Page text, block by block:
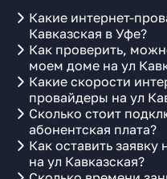
Какие интернет-
Кавказская в Уфе?
Как проверить,
моем доме на ул
Какие скорости
провайдеры на ул
Сколько стоит
абонентская плата?
Как оставить
на ул Кавказская?